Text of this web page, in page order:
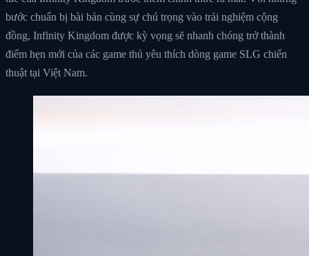
bước chuẩn bị bài bản cùng sự chú trọng vào trải nghiệm cộng
đồng, Infinity Kingdom được kỳ vọng sẽ nhanh chóng trở thành
điểm hẹn mới của các game thủ yêu thích dòng game SLG chiến
thuật tại Việt Nam.